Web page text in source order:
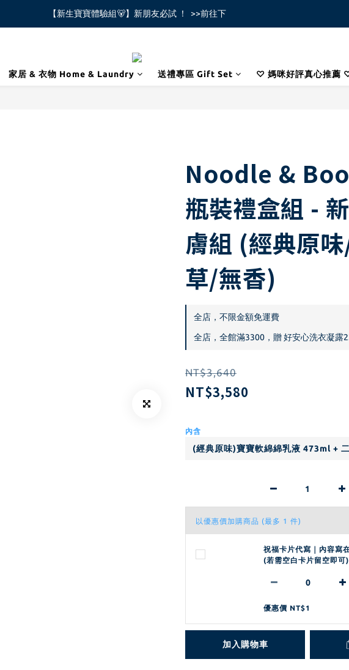
全館不限金額免運費🚚
【新生寶寶體驗組🐻】新朋友必試 ！  >>前往下
家居 & 衣物 Home & Laundry 送禮專區 Gift Set ♡ 媽咪好評真心推薦
Noodle &
瓶裝禮盒組 -
膚組 (經典原
草/無香)
全店，不限金額免運費
全店，全館滿3300，贈 好安心洗衣凝露
NT$3,640
NT$3,580
內含
以優惠價加購商品 (最多 1 件)
祝福卡片代寫｜內容寫
(若需空白卡片留空即可)
優惠價 NT$1
加入購物車